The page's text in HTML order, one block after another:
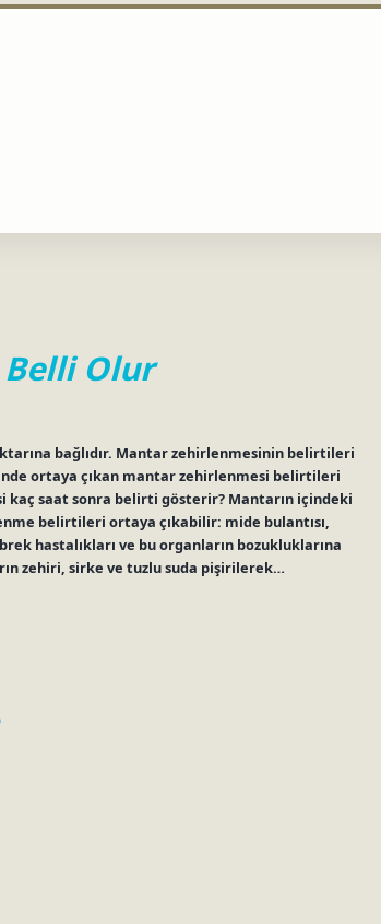
Olur
bağlıdır. Mantar zehirlenmesinin belirtileri
ortaya çıkan mantar zehirlenmesi belirtileri
kaç saat sonra belirti gösterir? Mantarın içindeki
belirtileri ortaya çıkabilir: mide bulantısı,
hastalıkları ve bu organların bozukluklarına
zehiri, sirke ve tuzlu suda pişirilerek…